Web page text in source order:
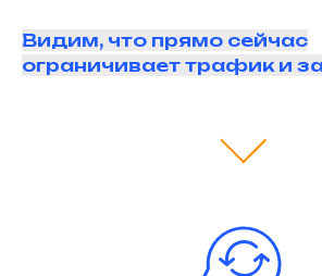
Видим, что прямо сейчас
ограничивает трафик и